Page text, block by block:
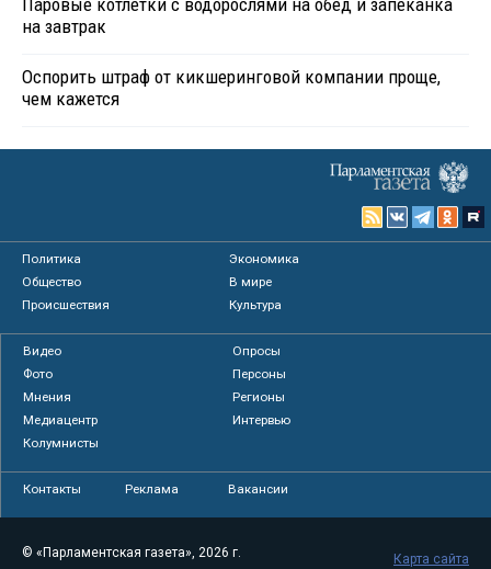
Паровые котлетки с водорослями на обед и запеканка
на завтрак
Оспорить штраф от кикшеринговой компании проще,
чем кажется
Политика
Экономика
Общество
В мире
Происшествия
Культура
Видео
Опросы
Фото
Персоны
Мнения
Регионы
Медиацентр
Интервью
Колумнисты
Контакты Реклама Вакансии
© «Парламентская газета», 2026 г.
Карта сайта